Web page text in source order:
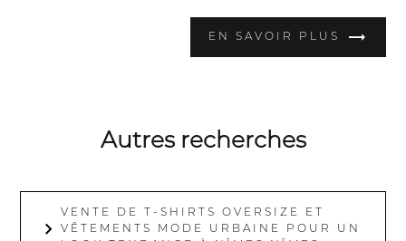
EN SAVOIR PLUS
Autres recherches
VENTE DE T-SHIRTS OVERSIZE ET
VÊTEMENTS MODE URBAINE POUR UN